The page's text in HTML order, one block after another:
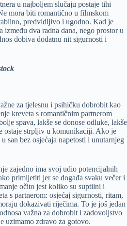
u najboljem slučaju postaje tihi
mora biti romantično u filmskom
predvidljivo i ugodno. Kad je
između dva radna dana, nego prostor u
dobiva dodatnu nit sigurnosti i
za tjelesnu i psihičku dobrobit kao
kreveta s romantičnim partnerom
spava, lakše se donose odluke, lakše
ostaje strpljiv u komunikaciji. Ako je
san bez osjećaja napetosti i unutarnjeg
zajedno ima svoj udio potencijalnih
primijetiti jer se događa svaku večer i
očito jest koliko su suptilni i
s partnerom: osjećaj sigurnosti, ritam,
dokazivati riječima. To je još jedan
važna za dobrobit i zadovoljstvo
uzimamo zdravo za gotovo.